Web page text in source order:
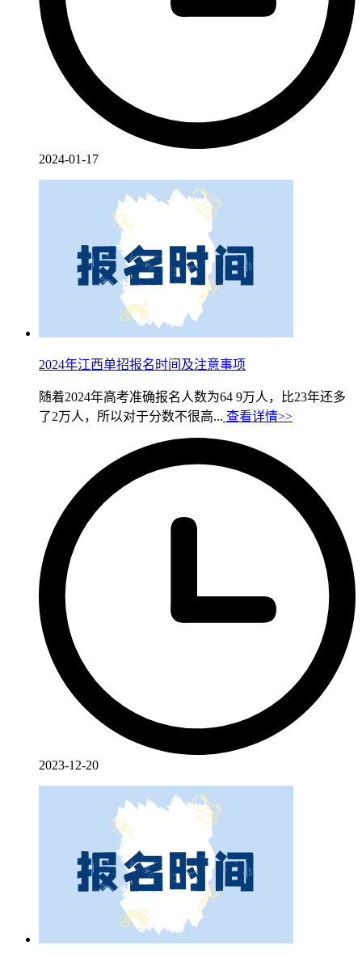
2024-01-17
2024年江西单招报名时间及注意事项
随着2024年高考准确报名人数为64 9万人，比23年还多
了2万人，所以对于分数不很高... 查看详情>>
2023-12-20